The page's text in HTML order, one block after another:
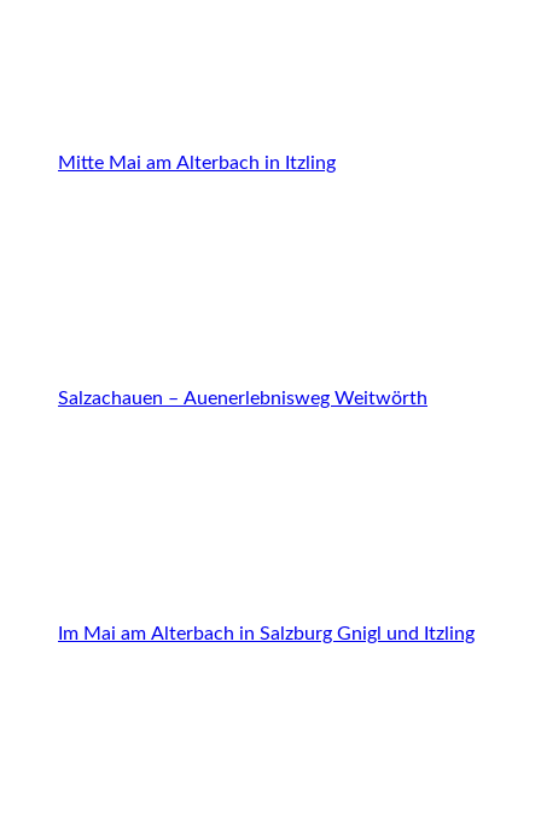
Mitte Mai am Alterbach in Itzling
Salzachauen – Auenerlebnisweg Weitwörth
Im Mai am Alterbach in Salzburg Gnigl und Itzling